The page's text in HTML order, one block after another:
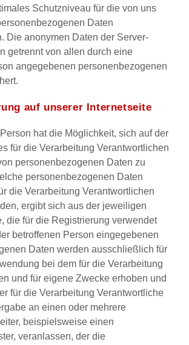
Schutzniveau für die von uns
Daten
Die anonymen Daten der Server-
getrennt von allen durch eine
angegebenen personenbezogenen
auf unserer Internetseite
hat die Möglichkeit, sich auf der
für die Verarbeitung Verantwortlichen
personenbezogenen Daten zu
personenbezogenen Daten
die Verarbeitung Verantwortlichen
ergibt sich aus der jeweiligen
die für die Registrierung verwendet
betroffenen Person eingegebenen
Daten werden ausschließlich für
bei dem für die Verarbeitung
und für eigene Zwecke erhoben und
für die Verarbeitung Verantwortliche
an einen oder mehrere
beispielsweise einen
veranlassen, der die